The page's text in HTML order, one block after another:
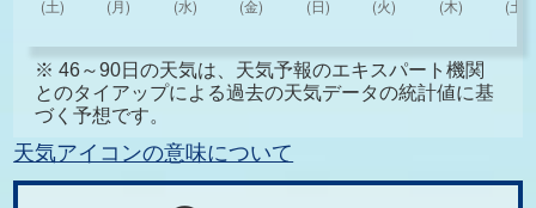
※ 46～90日の天気は、天気予報のエキスパート機関
とのタイアップによる過去の天気データの統計値に基
づく予想です。
天気アイコンの意味について